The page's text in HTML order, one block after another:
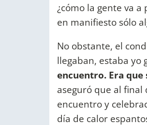
¿cómo la gente va a
en manifiesto sólo
No obstante, el
llegaban, estaba yo
encuentro. Era
aseguró que al final
encuentro y
día de calor